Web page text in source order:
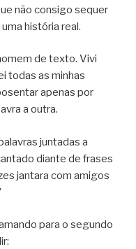
não consigo sequer
história real.
de texto. Vivi
todas as minhas
apenas por
a outra.
juntadas a
diante de frases
jantara com amigos
para o segundo